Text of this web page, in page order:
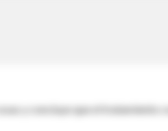
y concluye que el tratamiento